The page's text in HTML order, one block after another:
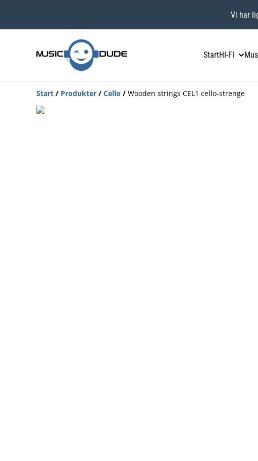
Vi har
StartHI-FI
Start / Produkter / Cello / Wooden strings CEL1 cello-strenge